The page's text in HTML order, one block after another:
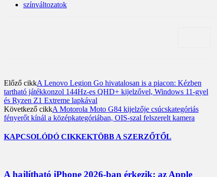
színváltozatok
Előző cikkA Lenovo Legion Go hivatalosan is a piacon: Kézben
tartható játékkonzol 144Hz-es QHD+ kijelzővel, Windows 11-gyel
és Ryzen Z1 Extreme lapkával
Következő cikkA Motorola Moto G84 kijelzője csúcskategóriás
fényerőt kínál a középkategóriában, OIS-szal felszerelt kamera
KAPCSOLÓDÓ CIKKEKTÖBB A SZERZŐTŐL
A hajlítható iPhone 2026-ban érkezik; az Apple